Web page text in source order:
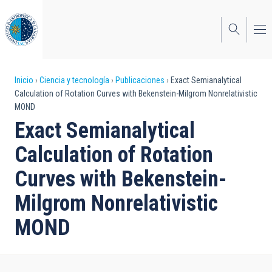
al
contenido
principal
Sobrescribir
enlaces
de
ayuda
a
la
navegación
Inicio Ciencia y tecnología Publicaciones
Exact Semianalytical
Calculation of Rotation Curves with Bekenstein-Milgrom Nonrelativistic
MOND
Exact Semianalytical
Calculation of Rotation
Curves with Bekenstein-
Milgrom Nonrelativistic
MOND